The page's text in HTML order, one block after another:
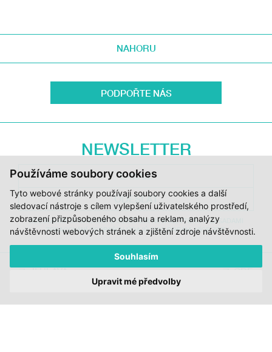
Používáme soubory cookies
Tyto webové stránky používají soubory cookies a další
sledovací nástroje s cílem vylepšení uživatelského prostředí,
zobrazení přizpůsobeného obsahu a reklam, analýzy
návštěvnosti webových stránek a zjištění zdroje návštěvnosti.
Souhlasím
Upravit mé předvolby
NAHORU
PODPOŘTE NÁS
NEWSLETTER
ODESLAT
ODESLÁNÍM SOUHLASÍM S ODBĚREM NEWSLETTERU A ZÁSADAMI
ZPRACOVÁNÍ OSOBNÍCH ÚDAJŮ DOC.DREAM. VÍCE ZDE.
JI.HLAVA CDF
DOK.REVUE